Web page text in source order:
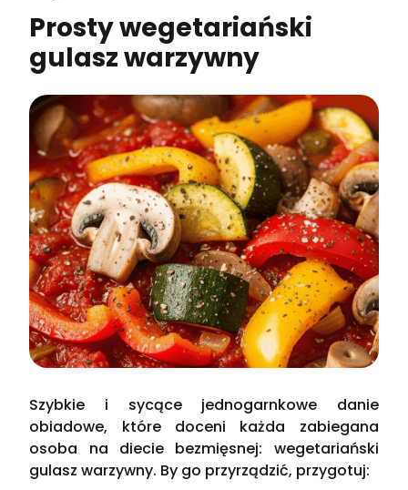
Prosty wegetariański
gulasz warzywny
Szybkie i sycące jednogarnkowe danie
obiadowe, które doceni każda zabiegana
osoba na diecie bezmięsnej: wegetariański
gulasz warzywny. By go przyrządzić, przygotuj: